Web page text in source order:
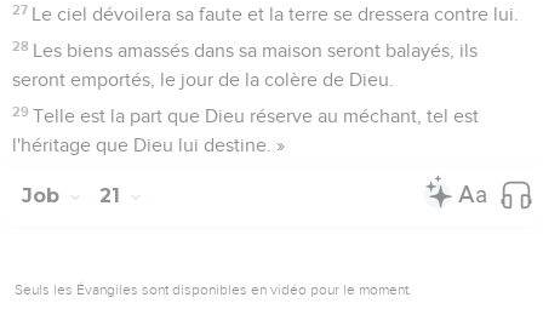
27 Le ciel dévoilera sa faute et la terre se dressera contre lui.
28 Les biens amassés dans sa maison seront balayés, ils
seront emportés, le jour de la colère de Dieu.
29 Telle est la part que Dieu réserve au méchant, tel est
l'héritage que Dieu lui destine. »
Job 21
Seuls les Évangiles sont disponibles en vidéo pour le moment.